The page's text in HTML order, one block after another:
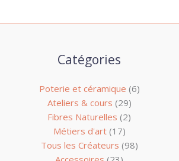
Catégories
Poterie et céramique (6)
Ateliers & cours (29)
Fibres Naturelles (2)
Métiers d'art(17)
Tous les Créateurs (98)